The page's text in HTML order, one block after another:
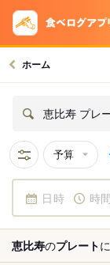
ホーム
恵比寿 プレ
予算
日時 時間
恵比寿のプレート